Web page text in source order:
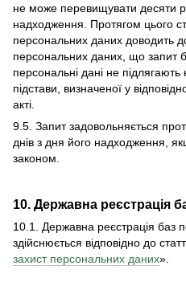
не може перевищувати десяти
надходження. Протягом цього
персональних даних доводить
персональних даних, що запит
персональні дані не
підстави, визначеної у
акті.
9.5. Запит задовольняється
днів з дня його надходження,
законом.
10. Державна реєстрація
10.1. Державна реєстрація баз
здійснюється відповідно до
захист персональних даних».